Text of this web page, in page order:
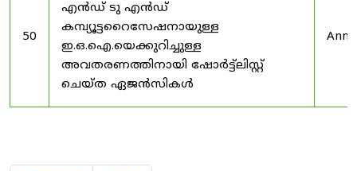
50
എൻഡ് ടു എൻഡ്
കമ്പ്യൂട്ടറൈസേഷനായുള്ള
ഇ.ഒ.ഐ.യെക്കുറിച്ചുള്ള
അവതരണത്തിനായി ഷോർട്ട്‌ലിസ്റ്റ്
ചെയ്ത ഏജൻസികൾ